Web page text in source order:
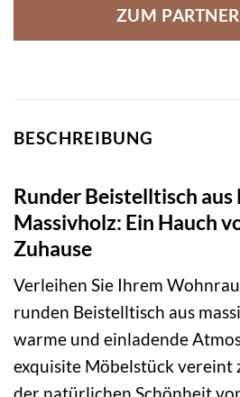
ZUM
BESCHREIBUNG
Runder Beistelltisch aus
Massivholz: Ein Hauch
Zuhause
Verleihen Sie Ihrem
runden Beistelltisch aus
warme und einladende
exquisite Möbelstück vereint